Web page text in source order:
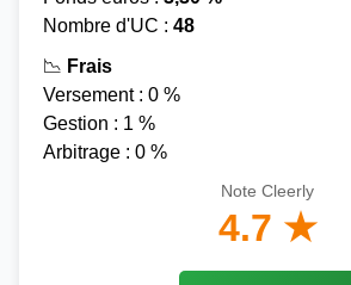
Nombre d'UC : 48
📉 Frais
Versement : 0 %
Gestion : 1 %
Arbitrage : 0 %
Note Cleerly
4.7 ★